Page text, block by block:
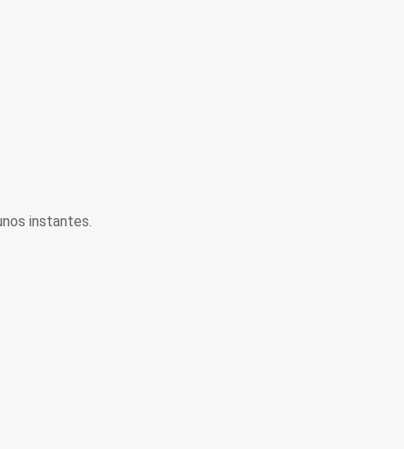
instantes.